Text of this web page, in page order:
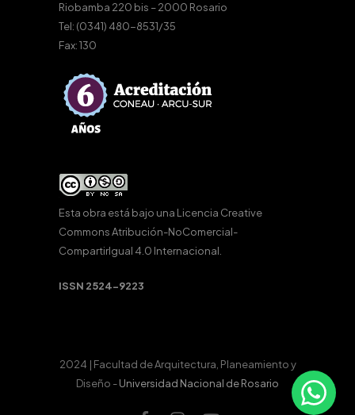
Riobamba 220 bis – 2000 Rosario
Tel: (0341) 480-8531/35
Fax: 130
Esta obra está bajo una Licencia Creative
Commons Atribución-NoComercial-
CompartirIgual 4.0 Internacional.
ISSN 2524-9223
2024 | Facultad de Arquitectura, Planeamiento y
Diseño -Universidad Nacional de Rosario